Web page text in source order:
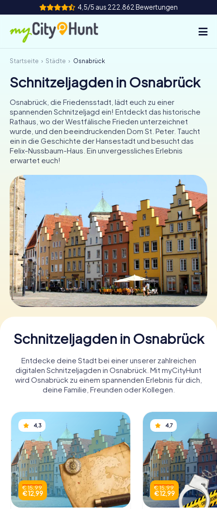
4,5/5 aus 222.862 Bewertungen
So funktioniert's
Städte
Touren
Teamevent
Tickets
INT AT CH
DE
Tickets buchen
Gutscheine bestellen
Startseite Städte Osnabrück
Schnitzeljagden in Osnabrück
Osnabrück, die Friedensstadt, lädt euch zu einer
spannenden Schnitzeljagd ein! Entdeckt das historische
Rathaus, wo der Westfälische Frieden unterzeichnet
wurde, und den beeindruckenden Dom St. Peter. Taucht
ein in die Geschichte der Hansestadt und besucht das
Felix-Nussbaum-Haus. Ein unvergessliches Erlebnis
erwartet euch!
Schnitzeljagden in Osnabrück
Entdecke deine Stadt bei einer unserer zahlreichen
digitalen Schnitzeljagden in Osnabrück. Mit myCityHunt
wird Osnabrück zu einem spannenden Erlebnis für dich,
deine Familie, Freunden oder Kollegen.
4,3
€ 15,99
€ 12,99
4,7
€ 15,99
€ 12,99